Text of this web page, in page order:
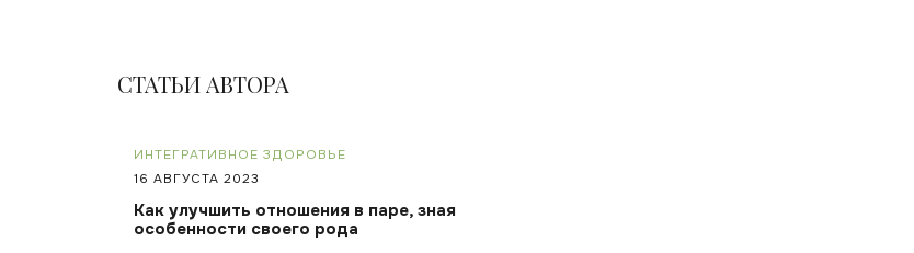
СТАТЬИ АВТОРА
ИНТЕГРАТИВНОЕ ЗДОРОВЬЕ
16 АВГУСТА 2023
Как улучшить отношения в паре, зная
особенности своего рода